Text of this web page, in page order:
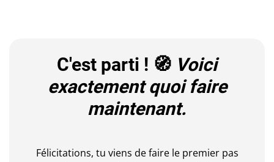
C'est parti ! 🧭 Voici
exactement quoi faire
maintenant.
Félicitations, tu viens de faire le premier pas